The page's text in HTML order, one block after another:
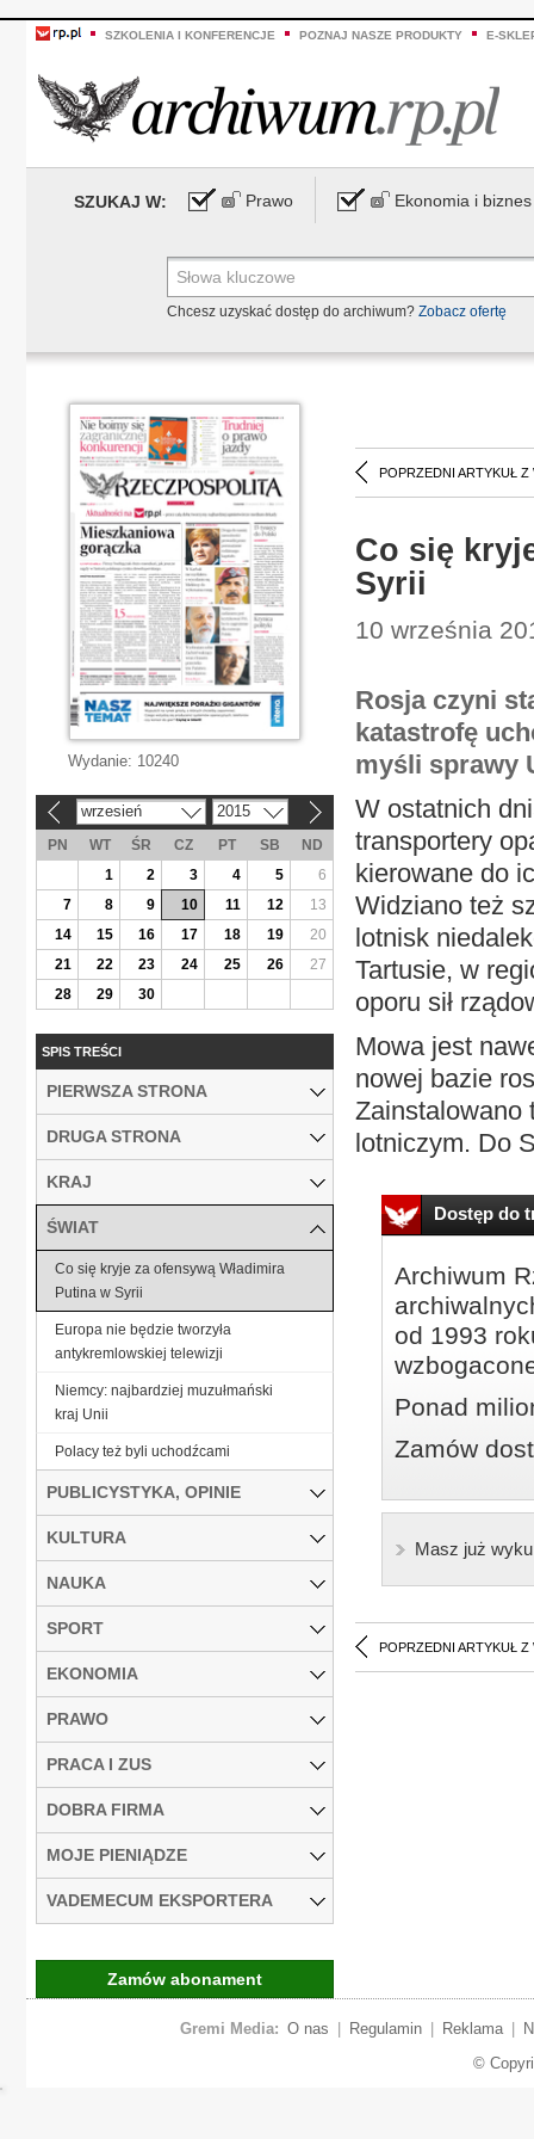
SZKOLENIA I KONFERENCJE POZNAJ NASZE PRODUKTY E-
SZUKAJ W: Prawo Ekonomia i biznes
Chcesz uzyskać dostęp do archiwum? Zobacz ofertę
POPRZEDNI ARTYKUŁ Z
Co się
Syrii
10 września
Rosja czyni
katastrofę
myśli sprawy
W ostatnich
transportery
kierowane do
Widziano też
lotnisk
Tartusie, w
oporu sił
Mowa jest
nowej bazie
Zainstalowano
lotniczym. Do
Dostęp do
Archiwum
od 1993
Ponad
Zamów
Masz już
POPRZEDNI ARTYKUŁ Z
Wydanie: 10240
wrzesień 2015
PN WT ŚR CZ PT SB
ND
1
2 3 4 5
6
7
8 9 10 11 12
13
14
15 16 17 18 19
20
21
22 23 24 25 26
27
28
29 30
SPIS TREŚCI
PIERWSZA STRONA
DRUGA STRONA
KRAJ
ŚWIAT
Co się kryje za ofensywą Władimira
Putina w Syrii
Europa nie będzie tworzyła
antykremlowskiej telewizji
Niemcy: najbardziej muzułmański
kraj Unii
Polacy też byli uchodźcami
PUBLICYSTYKA, OPINIE
KULTURA
NAUKA
SPORT
EKONOMIA
PRAWO
PRACA I ZUS
DOBRA FIRMA
MOJE PIENIĄDZE
VADEMECUM EKSPORTERA
Zamów abonament
Gremi Media: O nas Regulamin Reklama
©